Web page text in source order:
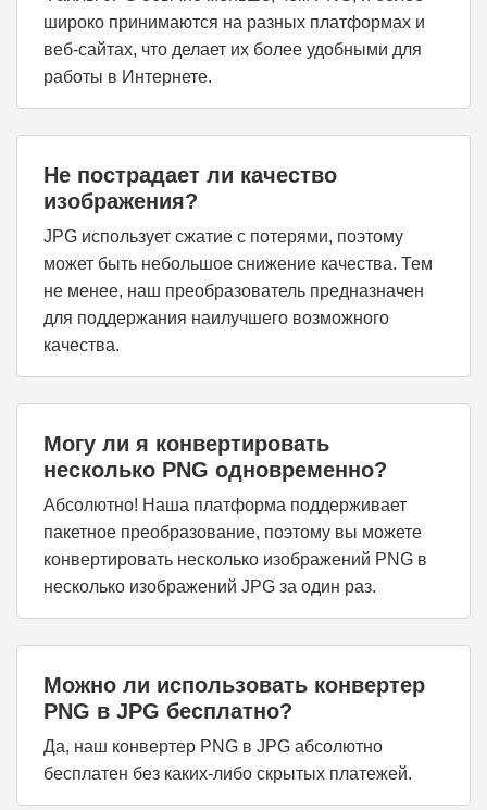
широко принимаются на разных платформах и
веб-сайтах, что делает их более удобными для
работы в Интернете.
Не пострадает ли качество
изображения?
JPG использует сжатие с потерями, поэтому
может быть небольшое снижение качества. Тем
не менее, наш преобразователь предназначен
для поддержания наилучшего возможного
качества.
Могу ли я конвертировать
несколько PNG одновременно?
Абсолютно! Наша платформа поддерживает
пакетное преобразование, поэтому вы можете
конвертировать несколько изображений PNG в
несколько изображений JPG за один раз.
Можно ли использовать конвертер
PNG в JPG бесплатно?
Да, наш конвертер PNG в JPG абсолютно
бесплатен без каких-либо скрытых платежей.